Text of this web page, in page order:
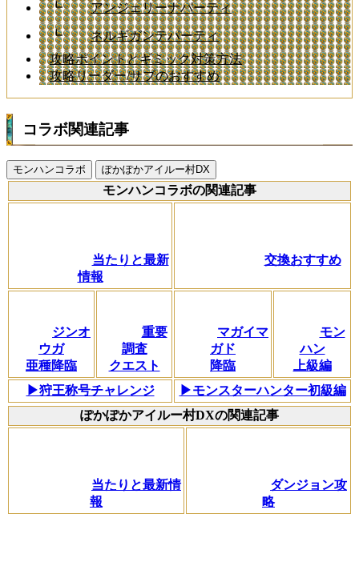
┗ アンジェリーナパーティ
┗
ネルギガンテパーティ
攻略ポイントとギミック対策方法
攻略リーダー/サブのおすすめ
コラボ関連記事
モンハンコラボ ぽかぽかアイルー村DX
モンハンコラボの関連記事
当たりと最新
情報
交換おすすめ
ジンオ
ウガ
亜種降臨
重要
調査
クエスト
マガイマ
ガド
降臨
モン
ハン
上級編
▶狩王称号チャレンジ
▶モンスターハンター初級編
ぽかぽかアイルー村DXの関連記事
当たりと最新情
報
ダンジョン攻
略